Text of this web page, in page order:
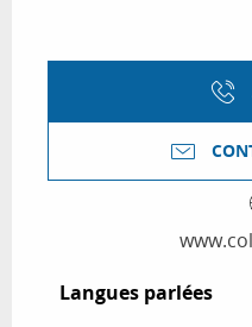
Langues parlées
Langues parlées